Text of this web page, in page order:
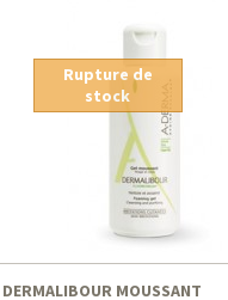
Rupture de
stock
DERMALIBOUR MOUSSANT